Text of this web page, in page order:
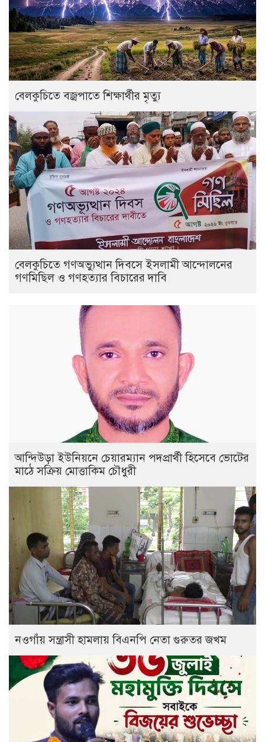
বেলকুচিতে বজ্রপাতে শিক্ষার্থীর মৃত্যু
বেলকুচিতে গণঅভ্যুত্থান দিবসে ইসলামী আন্দোলনের
গণমিছিল ও গণহত্যার বিচারের দাবি
আন্দিউড়া ইউনিয়নে চেয়ারম্যান পদপ্রার্থী হিসেবে ভোটের
মাঠে সক্রিয় মোত্তাকিম চৌধুরী
নওগাঁয় সন্ত্রাসী হামলায় বিএনপি নেতা গুরুতর জখম